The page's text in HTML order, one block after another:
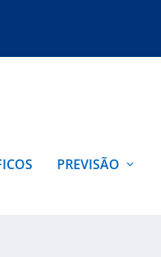
PREVISÃO